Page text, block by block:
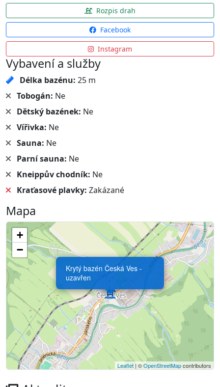
Rozpis drah
Facebook
Instagram
Vybavení a služby
Délka bazénu: 25 m
Tobogán: Ne
Dětský bazének: Ne
Vířivka: Ne
Sauna: Ne
Parní sauna: Ne
Kneippův chodník: Ne
Kraťasové plavky: Zakázané
Mapa
Krytý bazén Česká Ves -
uzavřen
+
−
Leaflet | ©OpenStreetMapcontributors